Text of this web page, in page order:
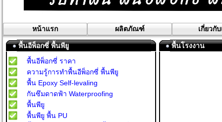
หน้าแรก ผลิตภัณฑ์ เกี่ยวกับ
พื้นอีพ็อกซี่ พื้นพียู
พื้นอีพ็อกซี่ ราคา
ความรู้การทำพื้นอีพ็อกซี่ พื้นพียู
พื้น Epoxy Self-levaling
กันซึมดาดฟ้า Waterproofing
พื้นพียู
พื้นพียู พื้น PU
พื้นโรงงาน